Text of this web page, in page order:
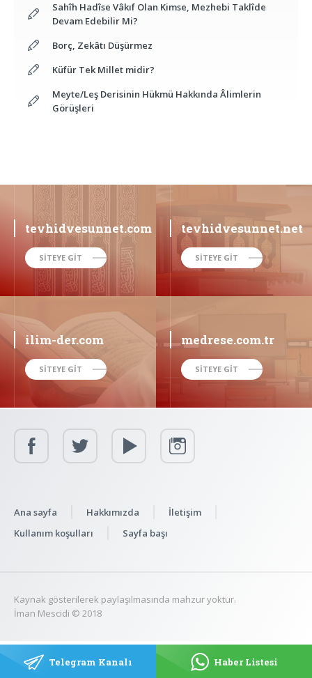
Telegram Kanalı Haber Listesi
Sahîh Hadîse Vâkıf Olan Kimse, Mezhebi Taklîde
Devam Edebilir Mi?
Borç, Zekâtı Düşürmez
Küfür Tek Millet midir?
Meyte/Leş Derisinin Hükmü Hakkında Âlimlerin
Görüşleri
tevhidvesunnet.com
SİTEYE GİT
tevhidvesunnet.net
SİTEYE GİT
ilim-der.com
SİTEYE GİT
medrese.com.tr
SİTEYE GİT
Ana sayfa Hakkımızda
İletişim
Kullanım koşulları
Sayfa başı
Kaynak gösterilerek paylaşılmasında mahzur yoktur.
İman Mescidi © 2018